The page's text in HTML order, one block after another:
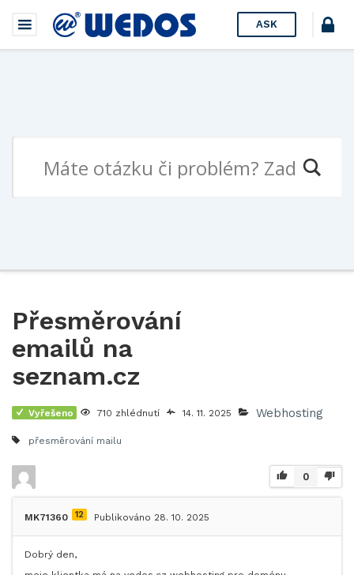
ASK
Přesměrování
emailů na
seznam.cz
Vyřešeno 710 zhlédnutí 14. 11. 2025 Webhosting
přesměrování mailu
0
MK71360 12 Publikováno 28. 10. 2025
Dobrý den,